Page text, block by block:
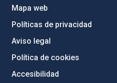
Mapa web
Políticas de privacidad
Aviso legal
Política de cookies
Accesibilidad